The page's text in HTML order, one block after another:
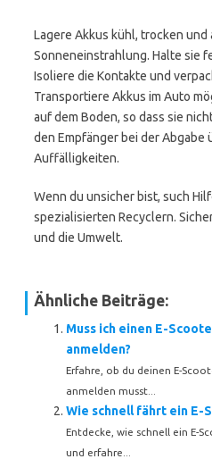
Lagere Akkus kühl, trocken
Sonneneinstrahlung. Halte sie
Isoliere die Kontakte und
Transportiere Akkus im Auto
auf dem Boden, so dass sie
den Empfänger bei der Abgabe
Auffälligkeiten.
Wenn du unsicher bist, such
spezialisierten Recyclern.
und die Umwelt.
Ähnliche Beiträge:
Muss ich einen E-
anmelden?
Erfahre, ob du deinen E-
anmelden musst...
Wie schnell fährt ein E-
Entdecke, wie schnell ein E-
und erfahre...